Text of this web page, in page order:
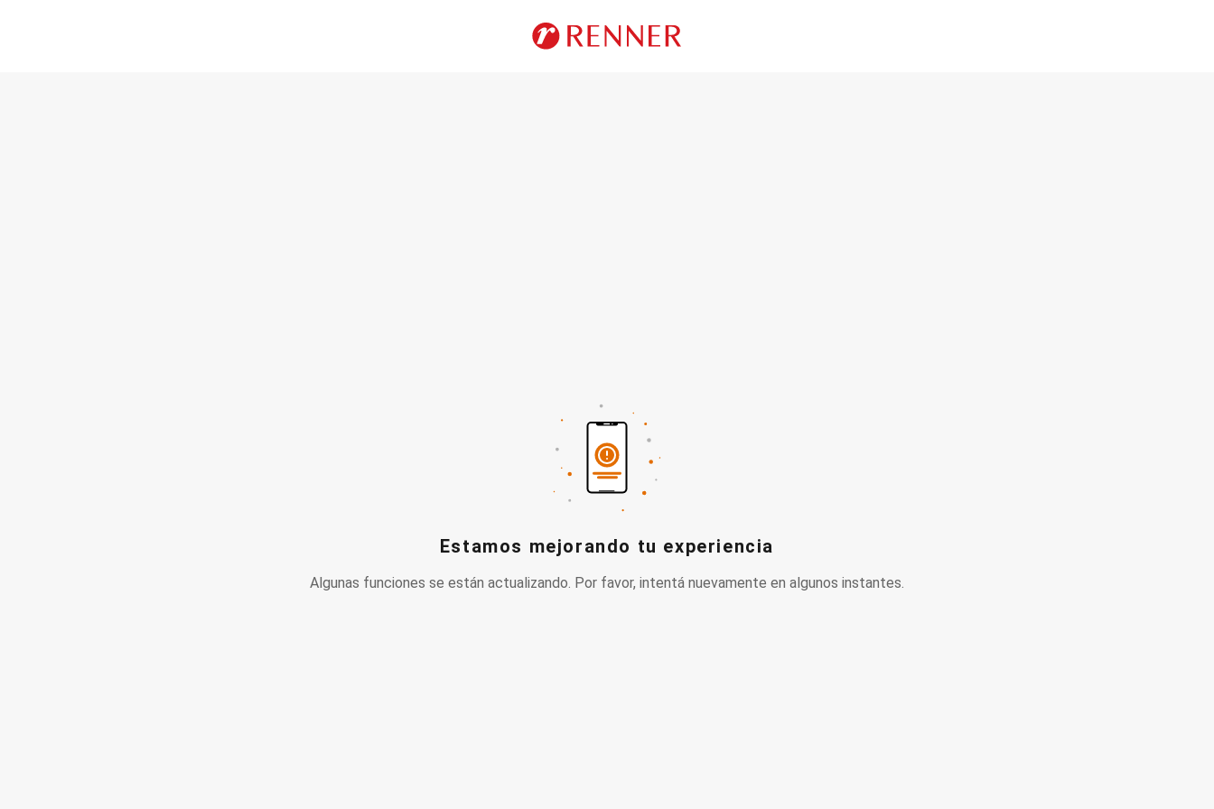
Estamos mejorando tu experiencia
Algunas funciones se están actualizando. Por favor, intentá nuevamente en algunos instantes.